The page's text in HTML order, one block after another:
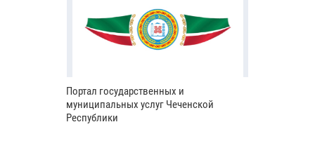
Портал государственных и
муниципальных услуг Чеченской
Республики